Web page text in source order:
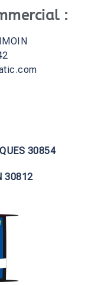
:
30854
30812